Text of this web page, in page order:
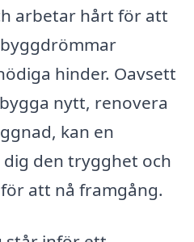
arbetar hårt för att
hinder. Oavsett
nytt, renovera
kan en
den trygghet och
att nå framgång.